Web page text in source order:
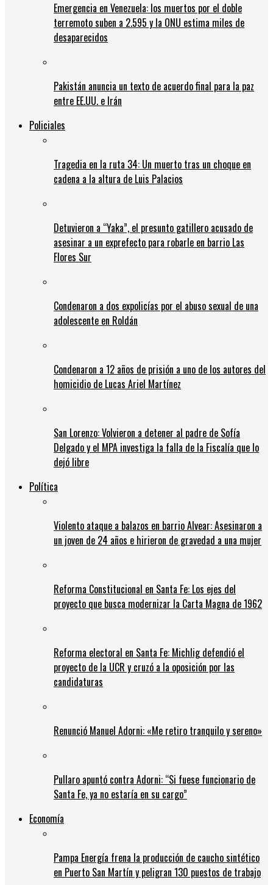
Emergencia en Venezuela: los muertos por el doble
terremoto suben a 2.595 y la ONU estima miles de
desaparecidos
Pakistán anuncia un texto de acuerdo final para la paz
entre EE.UU. e Irán
Policiales
Tragedia en la ruta 34: Un muerto tras un choque en
cadena a la altura de Luis Palacios
Detuvieron a “Yaka”, el presunto gatillero acusado de
asesinar a un exprefecto para robarle en barrio Las
Flores Sur
Condenaron a dos expolicías por el abuso sexual de una
adolescente en Roldán
Condenaron a 12 años de prisión a uno de los autores del
homicidio de Lucas Ariel Martínez
San Lorenzo: Volvieron a detener al padre de Sofía
Delgado y el MPA investiga la falla de la Fiscalía que lo
dejó libre
Política
Violento ataque a balazos en barrio Alvear: Asesinaron a
un joven de 24 años e hirieron de gravedad a una mujer
Reforma Constitucional en Santa Fe: Los ejes del
proyecto que busca modernizar la Carta Magna de 1962
Reforma electoral en Santa Fe: Michlig defendió el
proyecto de la UCR y cruzó a la oposición por las
candidaturas
Renunció Manuel Adorni: «Me retiro tranquilo y sereno»
Pullaro apuntó contra Adorni: “Si fuese funcionario de
Santa Fe, ya no estaría en su cargo”
Economía
Pampa Energía frena la producción de caucho sintético
en Puerto San Martín y peligran 130 puestos de trabajo